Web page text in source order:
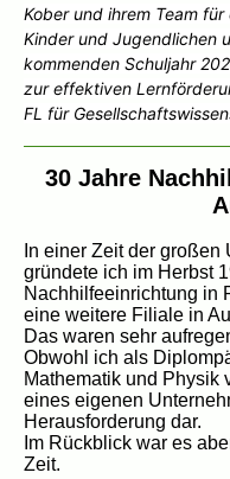
Kober und ihrem Team
Kinder und Jugendlichen
kommenden Schuljahr
zur effektiven
FL für
30 Jahre
In einer Zeit der
gründete ich im Herbst
Nachhilfeeinrichtung in
eine weitere Filiale in
Das waren sehr
Obwohl ich als
Mathematik und Physik
eines eigenen
Herausforderung dar.
Im Rückblick war es
Zeit.